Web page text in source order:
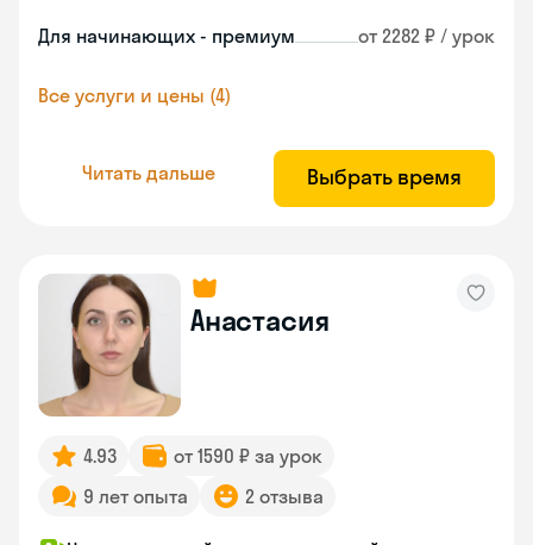
Для начинающих - премиум от 2282 ₽ / урок
Все услуги и цены (4)
Читать дальше Выбрать время
Анастасия
4.93
от 1590 ₽ за урок
9 лет опыта
2 отзыва